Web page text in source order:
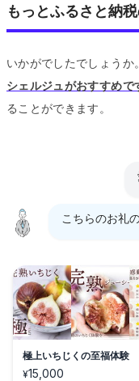
もっとふるさと納
いかがでしたでしょうか
シェルジュがおすすめで
ることができます。
こちらのお礼
極上いちじくの至福体験
¥15,000